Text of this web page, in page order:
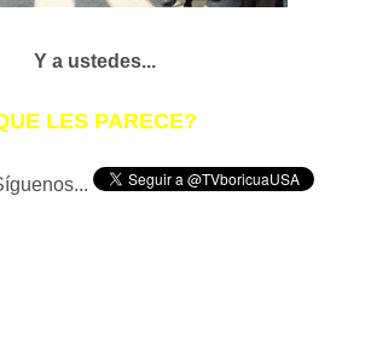
Y a ustedes...
LES PARECE?